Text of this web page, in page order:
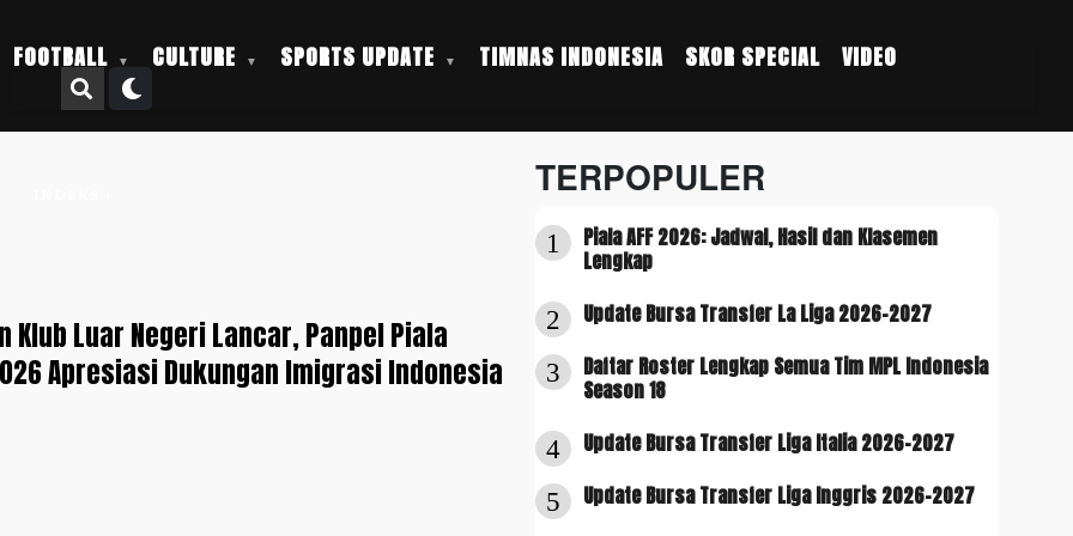
FOOTBALL CULTURE SPORTS UPDATE TIMNAS INDONESIA SKOR SPECIAL VIDEO
Klub Luar Negeri Lancar, Panpel Piala
Apresiasi Dukungan Imigrasi Indonesia
TERPOPULER
1
Piala AFF 2026: Jadwal, Hasil dan Klasemen
Lengkap
2 Update Bursa Transfer La Liga 2026-2027
3
Daftar Roster Lengkap Semua Tim MPL Indonesia
Season 18
4 Update Bursa Transfer Liga Italia 2026-2027
5 Update Bursa Transfer Liga Inggris 2026-2027